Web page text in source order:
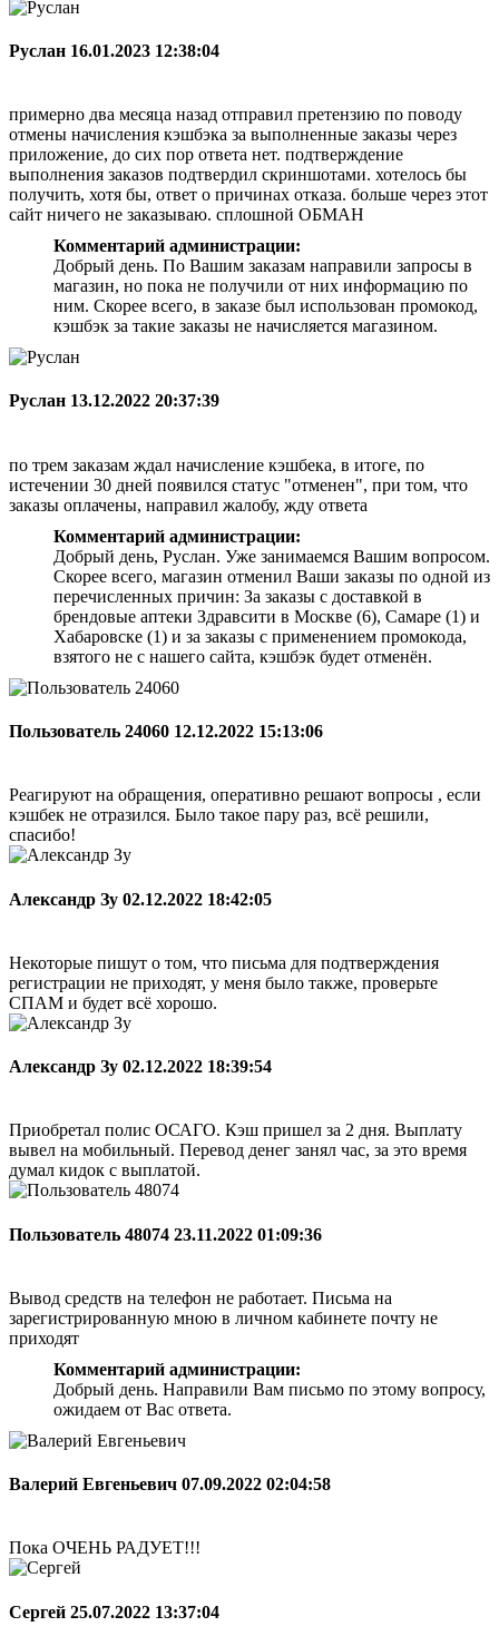
Руслан 16.01.2023 12:38:04
примерно два месяца назад отправил претензию по поводу
отмены начисления кэшбэка за выполненные заказы через
приложение, до сих пор ответа нет. подтверждение
выполнения заказов подтвердил скриншотами. хотелось бы
получить, хотя бы, ответ о причинах отказа. больше через этот
сайт ничего не заказываю. сплошной ОБМАН
Комментарий администрации:
Добрый день. По Вашим заказам направили запросы в
магазин, но пока не получили от них информацию по
ним. Скорее всего, в заказе был использован промокод,
кэшбэк за такие заказы не начисляется магазином.
Руслан 13.12.2022 20:37:39
по трем заказам ждал начисление кэшбека, в итоге, по
истечении 30 дней появился статус "отменен", при том, что
заказы оплачены, направил жалобу, жду ответа
Комментарий администрации:
Добрый день, Руслан. Уже занимаемся Вашим вопросом.
Скорее всего, магазин отменил Ваши заказы по одной из
перечисленных причин: За заказы с доставкой в
брендовые аптеки Здравсити в Москве (6), Самаре (1) и
Хабаровске (1) и за заказы с применением промокода,
взятого не с нашего сайта, кэшбэк будет отменён.
Пользователь 24060 12.12.2022 15:13:06
Реагируют на обращения, оперативно решают вопросы , если
кэшбек не отразился. Было такое пару раз, всё решили,
спасибо!
Александр Зу 02.12.2022 18:42:05
Некоторые пишут о том, что письма для подтверждения
регистрации не приходят, у меня было также, проверьте
СПАМ и будет всё хорошо.
Александр Зу 02.12.2022 18:39:54
Приобретал полис ОСАГО. Кэш пришел за 2 дня. Выплату
вывел на мобильный. Перевод денег занял час, за это время
думал кидок с выплатой.
Пользователь 48074 23.11.2022 01:09:36
Вывод средств на телефон не работает. Письма на
зарегистрированную мною в личном кабинете почту не
приходят
Комментарий администрации:
Добрый день. Направили Вам письмо по этому вопросу,
ожидаем от Вас ответа.
Валерий Евгеньевич 07.09.2022 02:04:58
Пока ОЧЕНЬ РАДУЕТ!!!
Сергей 25.07.2022 13:37:04